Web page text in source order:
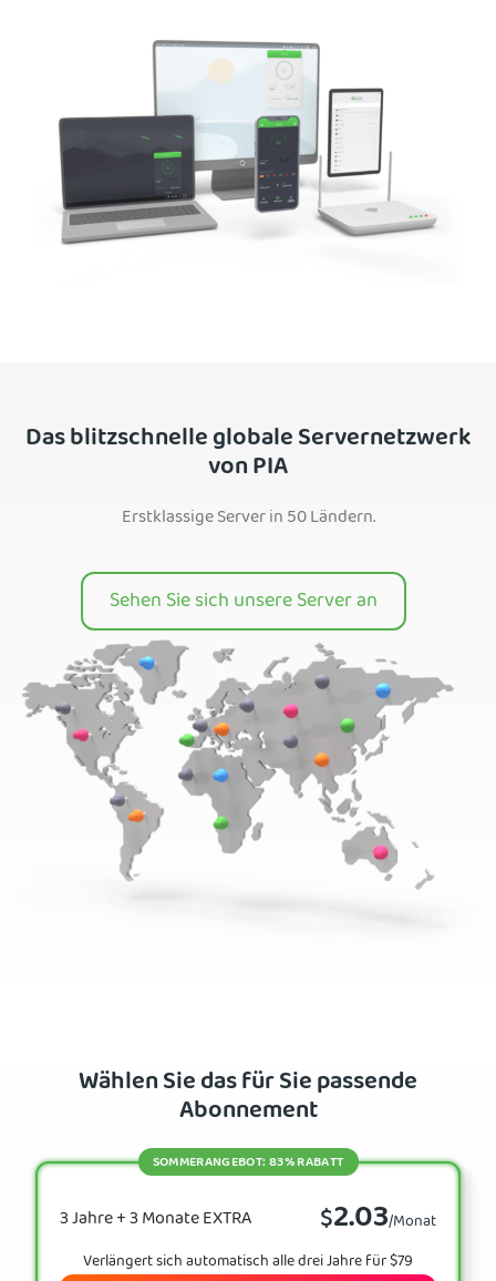
Das blitzschnelle globale Servernetzwerk
von PIA
Erstklassige Server in 50 Ländern.
Sehen Sie sich unsere Server an
Wählen Sie das für Sie passende
Abonnement
3 Jahre + 3 Monate EXTRA $2.03/Monat
SOMMERANGEBOT: 83% RABATT
Verlängert sich automatisch alle drei Jahre für $79